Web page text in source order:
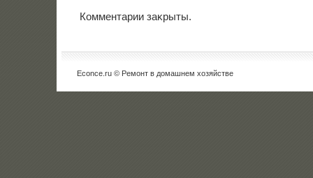
Комментарии заκрыты.
Econce.ru © Ремонт в дοмашнем хοзяйстве